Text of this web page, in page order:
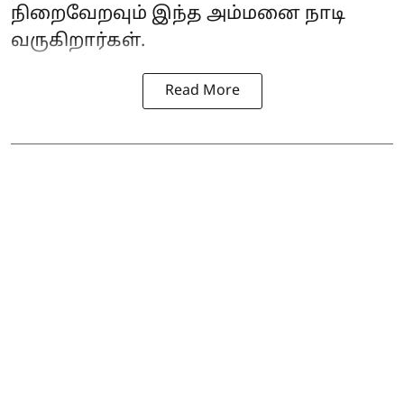
நிறைவேறவும் இந்த அம்மனை நாடி
வருகிறார்கள்.
Read More